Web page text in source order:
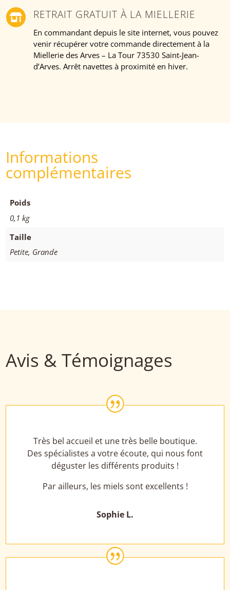
 RETRAIT GRATUIT À LA MIELLERIE
En commandant depuis le site internet, vous pouvez
venir récupérer votre commande directement à la
Miellerie des Arves – La Tour 73530 Saint-Jean-
d’Arves. Arrêt navettes à proximité en hiver.
Informations
complémentaires
Poids
0,1 kg
Taille
Petite, Grande
Avis & Témoignages
|
Très bel accueil et une très belle boutique.
Des spécialistes a votre écoute, qui nous font
déguster les différents produits !
Par ailleurs, les miels sont excellents !
Sophie L.
|